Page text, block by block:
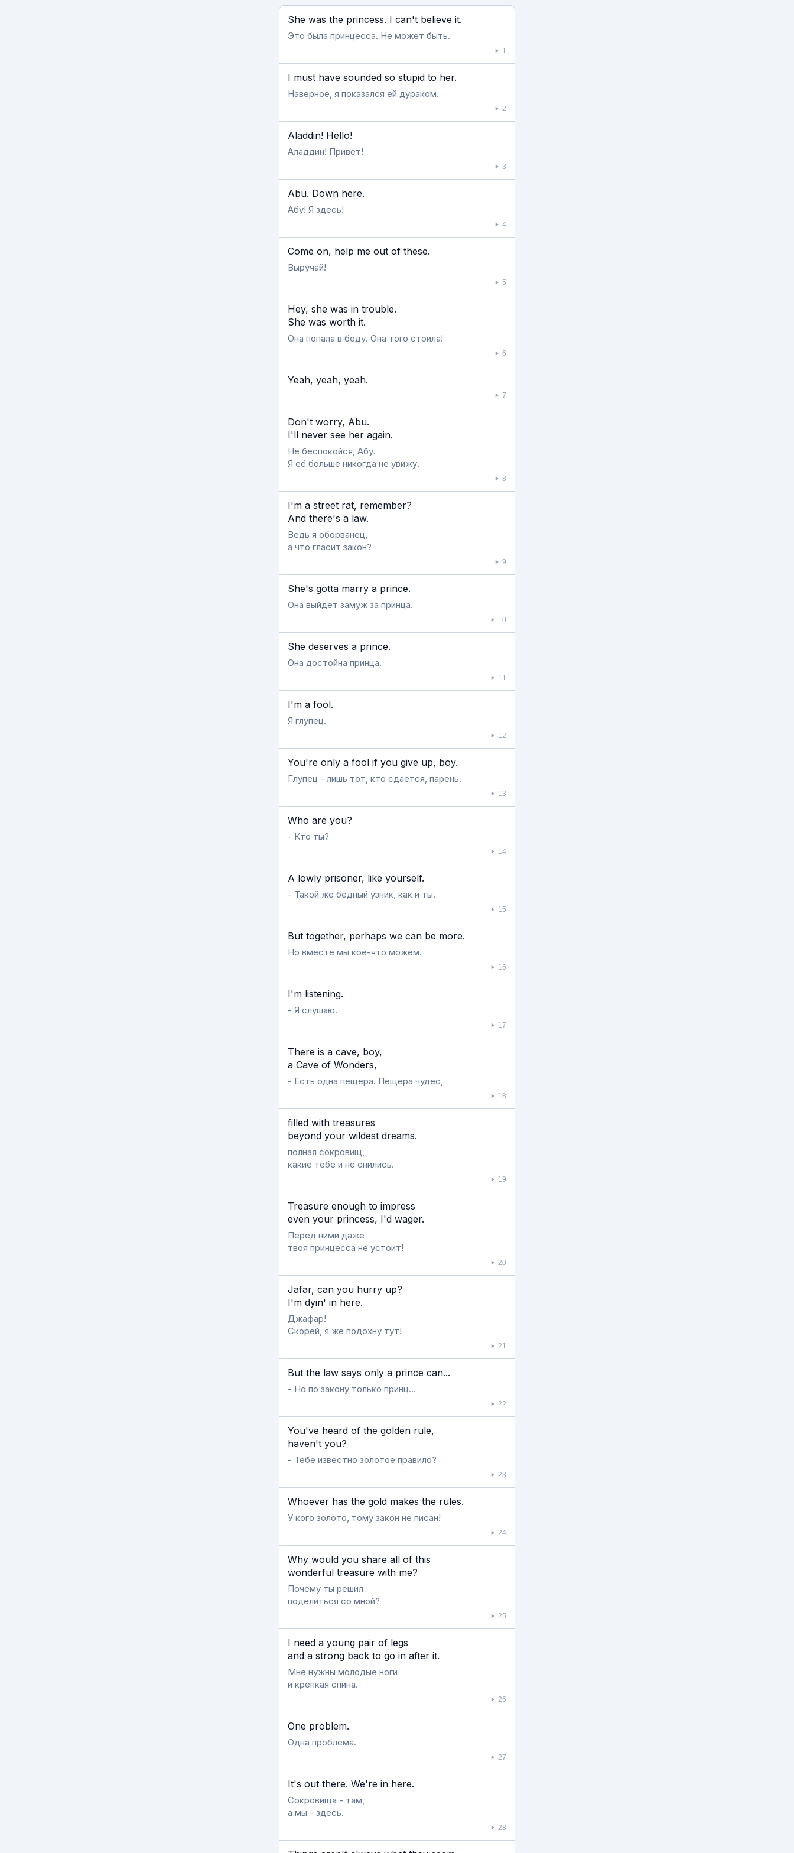
Если видео долго не грузится, выключите VPN
She was the princess. I can't believe it.
Это была принцесса. Не может быть.
1
I must have sounded so stupid to her.
Наверное, я показался ей дураком.
2
Aladdin! Hello!
Аладдин! Привет!
3
Abu. Down here.
Абу! Я здесь!
4
Come on, help me out of these.
Выручай!
5
Hey, she was in trouble.
She was worth it.
Она попала в беду. Она того стоила!
6
Yeah, yeah, yeah.
7
Don't worry, Abu.
I'll never see her again.
Не беспокойся, Абу.
Я её больше никогда не увижу.
8
I'm a street rat, remember?
And there's a law.
Ведь я оборванец,
а что гласит закон?
9
She's gotta marry a prince.
Она выйдет замуж за принца.
10
She deserves a prince.
Она достойна принца.
11
I'm a fool.
Я глупец.
12
You're only a fool if you give up, boy.
Глупец - лишь тот, кто сдается, парень.
13
Who are you?
- Кто ты?
14
A lowly prisoner, like yourself.
- Такой же бедный узник, как и ты.
15
But together, perhaps we can be more.
Но вместе мы кое-что можем.
16
I'm listening.
- Я слушаю.
17
There is a cave, boy,
a Cave of Wonders,
- Есть одна пещера. Пещера чудес,
18
filled with treasures
beyond your wildest dreams.
полная сокровищ,
какие тебе и не снились.
19
Treasure enough to impress
even your princess, I'd wager.
Перед ними даже
твоя принцесса не устоит!
20
Jafar, can you hurry up?
I'm dyin' in here.
Джафар!
Скорей, я же подохну тут!
21
But the law says only a prince can...
- Но по закону только принц...
22
You've heard of the golden rule,
haven't you?
- Тебе известно золотое правило?
23
Whoever has the gold makes the rules.
У кого золото, тому закон не писан!
24
Why would you share all of this
wonderful treasure with me?
Почему ты решил
поделиться со мной?
25
I need a young pair of legs
and a strong back to go in after it.
Мне нужны молодые ноги
и крепкая спина.
26
One problem.
Одна проблема.
27
It's out there. We're in here.
Сокровища - там,
а мы - здесь.
28